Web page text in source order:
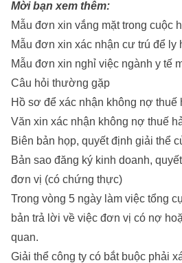
Mời bạn xem thêm:
Mẫu đơn xin vắng mặt trong cuộc
Mẫu đơn xin xác nhận cư trú để ly
Mẫu đơn xin nghỉ việc ngành y tế
Câu hỏi thường gặp
Hồ sơ để xác nhận không nợ thuế
Văn xin xác nhận không nợ thuế
Biên bản họp, quyết định giải thể
Bản sao đăng ký kinh doanh,
đơn vị (có chứng thực)
Trong vòng 5 ngày làm việc tổng
bản trả lời về việc đơn vị có nợ
quan.
Giải thể công ty có bắt buộc phải